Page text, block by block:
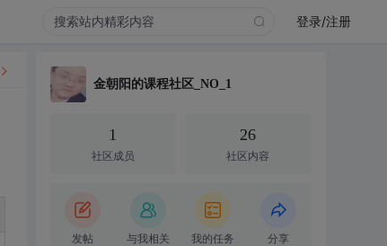
登录/注册
金朝阳的课程社区_NO_1
1
社区成员
26
社区内容
发帖 与我相关 我的任务 分享